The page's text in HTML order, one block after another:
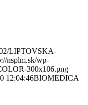
02/LIPTOVSKA-
nsplm.sk/wp-
300x106.png
12:04:46BIOMEDICA